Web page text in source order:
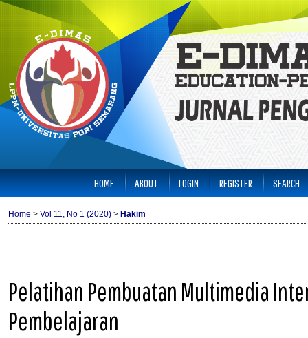
HOME ABOUT LOGIN REGISTER SEARCH
Home > Vol 11, No 1 (2020) > Hakim
Pelatihan Pembuatan Multimedia
Pembelajaran